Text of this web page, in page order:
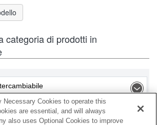
categoria di prodotti in
Necessary Cookies to operate this
are essential, and will always
also uses Optional Cookies to improve